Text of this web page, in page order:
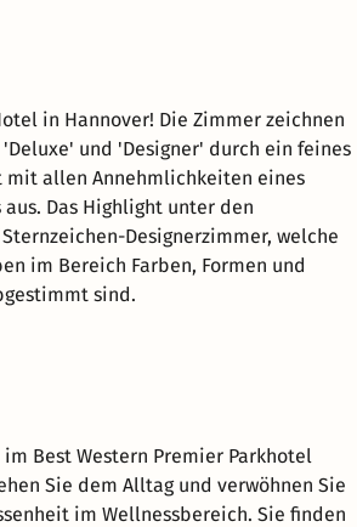
in Hannover! Die Zimmer zeichnen
und 'Designer' durch ein feines
allen Annehmlichkeiten eines
Das Highlight unter den
Designerzimmer, welche
im Bereich Farben, Formen und
sind.
Best Western Premier Parkhotel
Sie dem Alltag und verwöhnen Sie
im Wellnessbereich. Sie finden